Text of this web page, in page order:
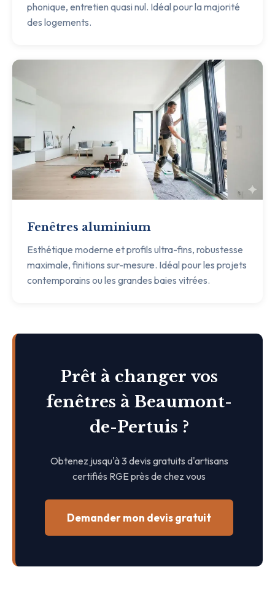
phonique, entretien quasi nul. Idéal pour la majorité
des logements.
Fenêtres aluminium
Esthétique moderne et profils ultra-fins, robustesse
maximale, finitions sur-mesure. Idéal pour les projets
contemporains ou les grandes baies vitrées.
Prêt à changer vos
fenêtres à Beaumont-
de-Pertuis ?
Obtenez jusqu'à 3 devis gratuits d'artisans
certifiés RGE près de chez vous
Demander mon devis gratuit